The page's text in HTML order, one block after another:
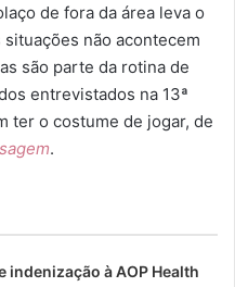
de fora da área leva o
não acontecem
são parte da rotina de
entrevistados na 13ª
ter o costume de jogar, de
.
indenização à AOP Health